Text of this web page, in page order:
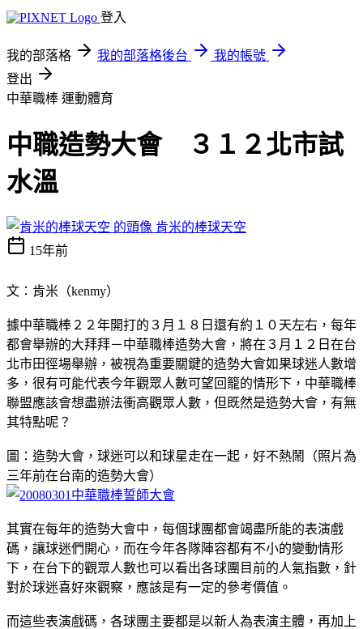
登入
我的部落格 我的部落格後台
我的帳號
登出
中華職棒 運動體育
中職造勢大會 ３１２北市試
水溫
肯米的棒球天空
15年前
文：肯米（kenmy）
據中華職棒２２年開打的３月１８日還有約１０天左右，每年
都會舉辦的大拜拜－中華職棒造勢大會，將在３月１２日在台
北市田徑場舉辦，被視為重要關鍵的造勢大會如果球迷人數增
多，很有可能代表今年觀眾人數可望回籠的情形下，中華職棒
聯盟應該會想盡辦法衝高觀眾人數，但既然是造勢大會，有無
其特點呢？
圖：造勢大會，球迷可以和球星走在一起，好不熱鬧（照片為
三年前在台南的造勢大會）
其實在每年的造勢大會中，每個球團都會竭盡所能的表演戲
碼，讓球迷們開心，而在今年各隊陣容都有不小的變動情形
下，在台下的觀眾人數也可以看出各球團目前的人氣指數，針
對於球迷喜好來觀察，應該是有一定的參考價值。
而這些表演戲碼，各球團主要都是以新人為表演主體，再加上